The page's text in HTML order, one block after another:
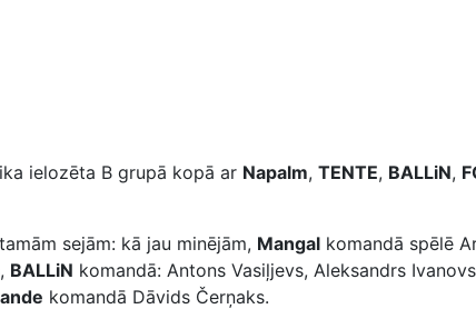
ielozēta B grupā kopā ar Napalm, TENTE, BALLiN,
sejām: kā jau minējām, Mangal komandā spēlē
BALLiN komandā: Antons Vasiļjevs, Aleksandrs
komandā Dāvids Čerņaks.